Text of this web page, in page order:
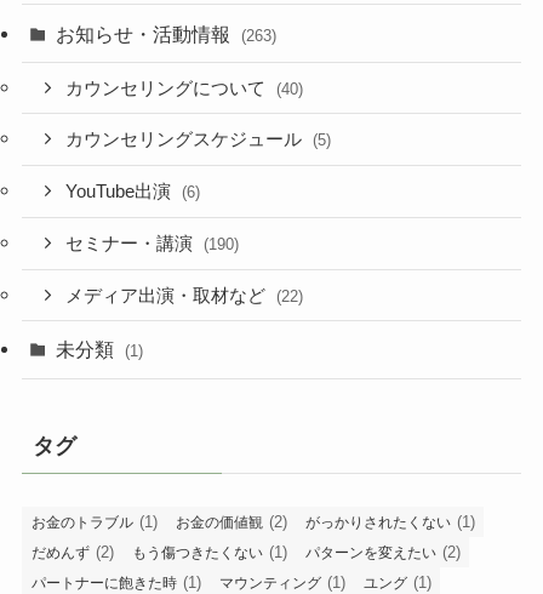
お知らせ・活動情報 (263)
カウンセリングについて (40)
カウンセリングスケジュール (5)
YouTube出演 (6)
セミナー・講演 (190)
メディア出演・取材など (22)
未分類 (1)
タグ
お金のトラブル (1) お金の価値観 (2) がっかりされたくない (1)
だめんず (2) もう傷つきたくない (1) パターンを変えたい (2)
パートナーに飽きた時 (1) マウンティング (1) ユング (1)